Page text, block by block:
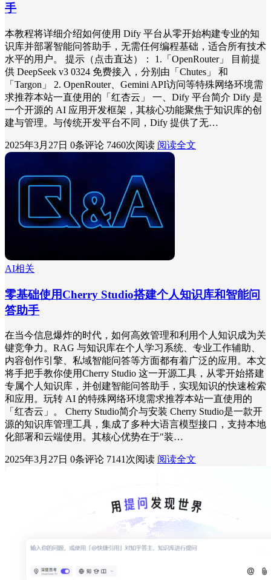
手
本教程将详细介绍如何使用 Dify 平台从零开始构建专业的知
识库并部署智能问答助手，无需任何编程基础，适合所有技术
水平的用户。 提示（点击直达）： 1.「OpenRouter」 目前提
供 DeepSeek v3 0324 免费接入，分别由「Chutes」 和
「Targon」 2. OpenRouter、Gemini API访问等特殊网络环境需
求推荐本站一直使用的「红杏云」 一、Dify 平台简介 Dify 是
一个开源的 AI 应用开发框架，其核心功能聚焦于知识库的创
建与管理。与传统开发平台不同，Dify 提供了无…
2025年3月27日 0条评论 7460次阅读 阅读全文
AI相关
零基础使用Cherry Studio搭建个人知识库和智能问
答助手
在当今信息爆炸的时代，如何高效管理和利用个人知识成为关
键竞争力。RAG 与知识库在个人学习系统、专业工作辅助、
内容创作引擎、私域智能问答等方面都有着广泛的应用。本文
将手把手教你使用Cherry Studio 这一开源工具，从零开始搭建
专属个人知识库，并创建智能问答助手，实现知识的快速检索
和应用。玩转 AI 的特殊网络环境需求推荐本站一直使用的
「红杏云」。 Cherry Studio简介与安装 Cherry Studio是一款开
源的知识库管理工具，集成了多种大语言模型接口，支持本地
化部署和云端使用。其核心优势在于"装…
2025年3月27日 0条评论 7141次阅读 阅读全文